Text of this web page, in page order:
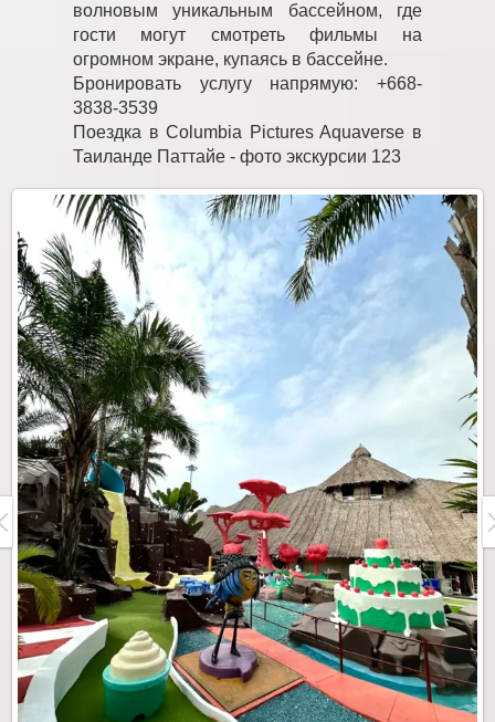
волновым уникальным бассейном, где
гости могут смотреть фильмы на
огромном экране, купаясь в бассейне.
Бронировать услугу напрямую: +668-
3838-3539
Поездка в Columbia Pictures Aquaverse в
Таиланде Паттайе - фото экскурсии 123